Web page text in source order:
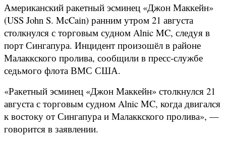
Американский ракетный эсминец «Джон Маккейн»
(USS John S. McCain) ранним утром 21 августа
столкнулся с торговым судном Alnic MC, следуя в
порт Сингапура. Инцидент произошёл в районе
Малаккского пролива, сообщили в пресс-службе
седьмого флота ВМС США.
«Ракетный эсминец «Джон Маккейн» столкнулся 21
августа с торговым судном Alnic MC, когда двигался
к востоку от Сингапура и Малаккского пролива», —
говорится в заявлении.